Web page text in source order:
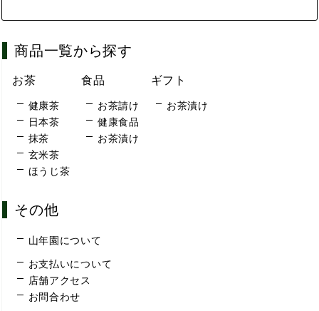
商品一覧から探す
お茶
健康茶
日本茶
抹茶
玄米茶
ほうじ茶
食品
お茶請け
健康食品
お茶漬け
ギフト
お茶漬け
その他
山年園について
お支払いについて
店舗アクセス
お問合わせ